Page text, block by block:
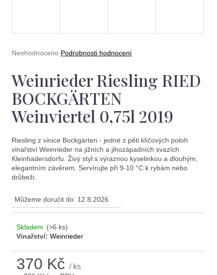
Průměrné
je
0,0
z
5
hvězdiček.
Neohodnoceno Podrobnosti hodnocení
Weinrieder Riesling RIED
BOCKGÄRTEN
Weinviertel 0,75l 2019
Riesling z vinice Bockgärten - jedné z pěti klíčových poloh
vinařství Weinrieder na jižních a jihozápadních svazích
Kleinhadersdorfu. Živý styl s výraznou kyselinkou a dlouhým,
elegantním závěrem. Servírujte při 9-10 °C k rybám nebo
drůbeži.
Můžeme doručit do: 12.8.2026
Skladem (>6 ks)
Vinařství:Weinrieder
370 Kč/ ks
e
n
j
í
t
?
p